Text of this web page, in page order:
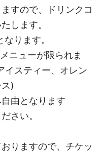
すので、ドリンクコ
します。
ります。
ニューが限られま
スティー、オレン
)
由となります
さい。
りますので、チケッ